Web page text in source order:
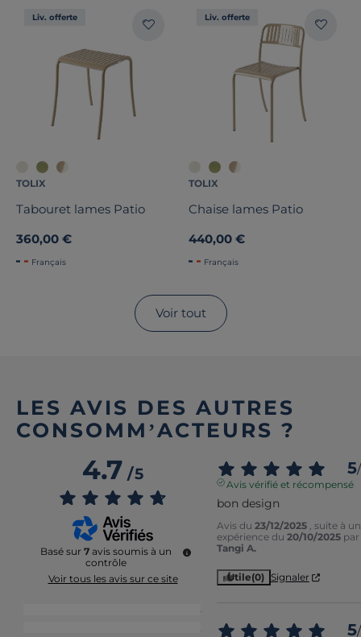
Liv. offerte
TOLIX
Tabouret lames Patio
360,00 €
Français
Liv. offerte
TOLIX
Chaise lames Patio
440,00 €
Français
Voir tout
LES AVIS DES AUTRES
CONSOMM’ACTEURS ?
4.7/5
Basé sur 7 avis soumis à un
contrôle
Voir tous les avis sur ce site
5
5/
Avis vérifié et récompensé
bon design
Avis du 23/12/2025 , suite à
expérience du 20/10/2025 par
Tangi A.
Utile(0) Signaler
5/